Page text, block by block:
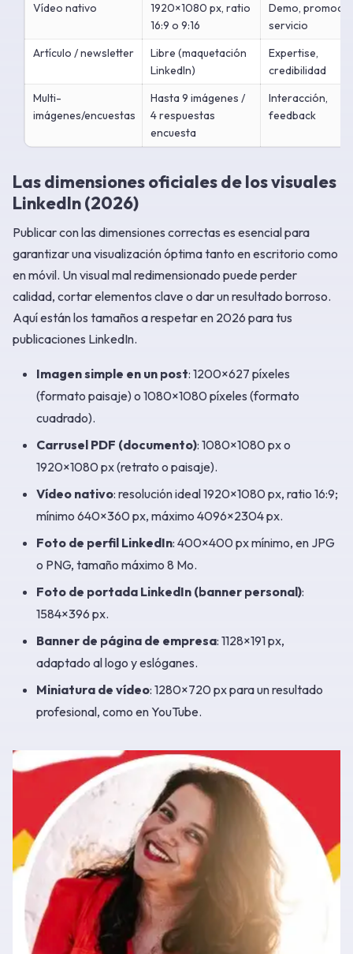
Vídeo nativo
1920×1080 px, ratio
16:9 o 9:16
Demo,
servicio
Artículo / newsletter
Libre (maquetación
LinkedIn)
Expertise,
credibilidad
Multi-
imágenes/encuestas
Hasta 9 imágenes /
4 respuestas
encuesta
Interacción,
feedback
Las dimensiones oficiales de los visuales
LinkedIn (2026)
Publicar con las dimensiones correctas es esencial para
garantizar una visualización óptima tanto en escritorio como
en móvil. Un visual mal redimensionado puede perder
calidad, cortar elementos clave o dar un resultado borroso.
Aquí están los tamaños a respetar en 2026 para tus
publicaciones LinkedIn.
Imagen simple en un post: 1200×627 píxeles
(formato paisaje) o 1080×1080 píxeles (formato
cuadrado).
Carrusel PDF (documento): 1080×1080 px o
1920×1080 px (retrato o paisaje).
Vídeo nativo: resolución ideal 1920×1080 px, ratio 16:9;
mínimo 640×360 px, máximo 4096×2304 px.
Foto de perfil LinkedIn: 400×400 px mínimo, en JPG
o PNG, tamaño máximo 8 Mo.
Foto de portada LinkedIn (banner personal):
1584×396 px.
Banner de página de empresa: 1128×191 px,
adaptado al logo y eslóganes.
Miniatura de vídeo: 1280×720 px para un resultado
profesional, como en YouTube.